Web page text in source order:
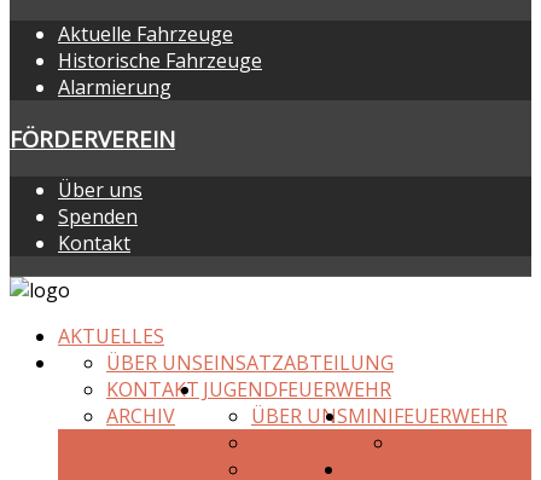
Aktuelle Fahrzeuge
Historische Fahrzeuge
Alarmierung
FÖRDERVEREIN
Über uns
Spenden
Kontakt
AKTUELLES
EINSATZABTEILUNG
ÜBER UNS
KONTAKT
ARCHIV
JUGENDFEUERWEHR
ÜBER UNSMINIFEUERWEHR